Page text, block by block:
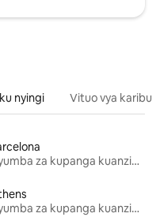
nyingi Vituo vya karibu
Nyumba za kupanga kuanzia mwezi mmoja
Nyumba za kupanga kuanzia mwezi mmoja